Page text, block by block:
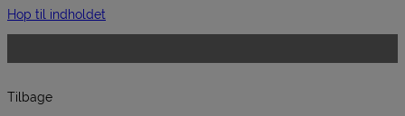
Hop til indholdet
Tilbage